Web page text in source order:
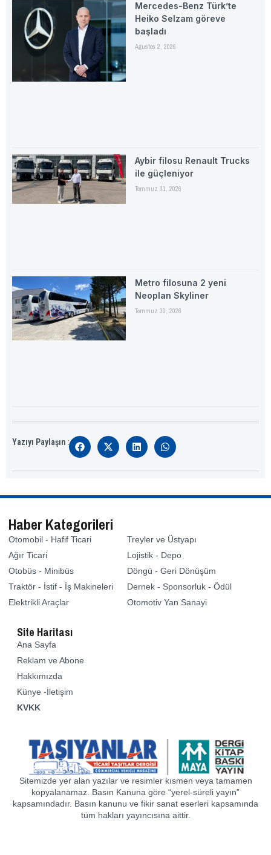
Mercedes-Benz Türk’te
Heiko Selzam göreve
başladı
Ağustos 2, 2026
Aybir filosu Renault Trucks
ile güçleniyor
Temmuz 31, 2026
Metro filosuna 2 yeni
Neoplan Skyliner
Temmuz 30, 2026
Yazıyı Paylaşın :
Haber Kategorileri
Otomobil - Hafif Ticari
Ağır Ticari
Otobüs - Minibüs
Traktör - İstif - İş Makineleri
Elektrikli Araçlar
Treyler ve Üstyapı
Lojistik - Depo
Döngü - Geri Dönüşüm
Dernek - Sponsorluk - Ödül
Otomotiv Yan Sanayi
Site Haritası
Ana Sayfa
Reklam ve Abone
Hakkımızda
Künye -İletişim
KVKK
Sitemizde yer alan yazılar ve resimler kısmen veya tamamen
kopyalanamaz. Basın Kanuna göre “yerel-süreli yayın”
kapsamındadır. Basın kanunu ve fikir sanat eserleri kapsamında
tüm hakları yayıncısına aittir.